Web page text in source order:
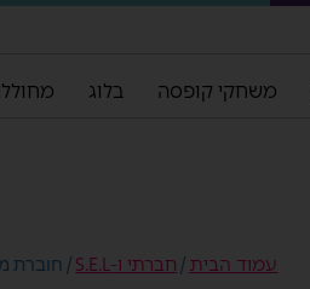
משחקי קופסה בלוג
עמוד הבית / חברתי ו-S.E.L / חוברת